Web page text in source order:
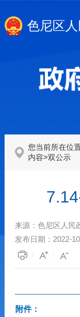
色尼区
您当前所在位
内容>双公示
来源： 色尼区人民
发布日期： 2022-
附件：